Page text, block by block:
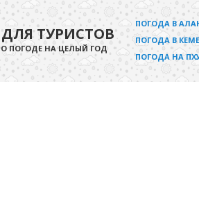
ТУРИСТОВ
ПОГОДЕ НА ЦЕЛЫЙ ГОД
ПОГОДА В
ПОГОДА В
ПОГОДА НА